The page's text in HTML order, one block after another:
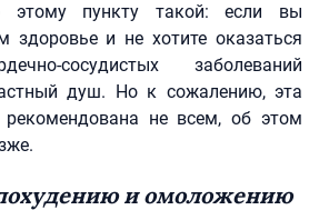
пункту такой: если вы
здоровье и не хотите оказаться
сосудистых заболеваний
душ. Но к сожалению, эта
рекомендована не всем, об этом
похудению и омоложению